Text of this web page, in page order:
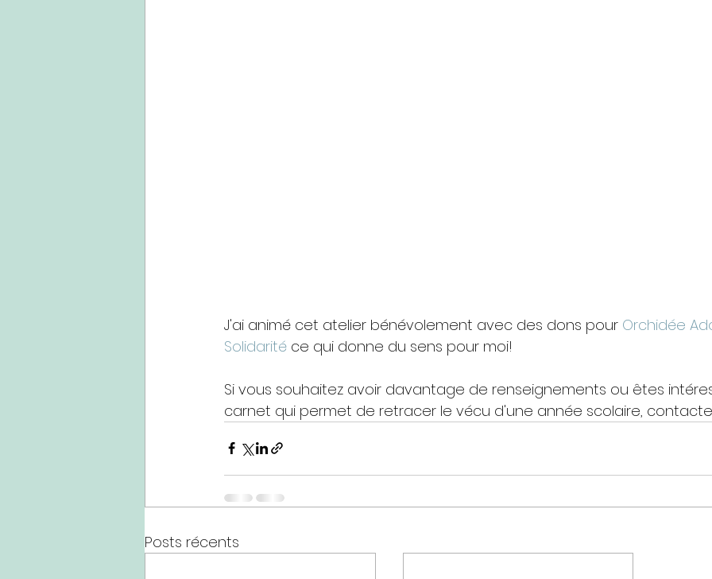
J'ai animé cet atelier bénévolement avec des dons pour Orchidée
Solidarité ce qui donne du sens pour moi!
Si vous souhaitez avoir davantage de renseignements ou êtes
carnet qui permet de retracer le vécu d'une année scolaire,
Posts récents